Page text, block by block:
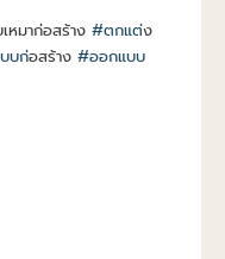
หมาก่อสร้าง #ตกแต่ง
บก่อสร้าง #ออกแบบ